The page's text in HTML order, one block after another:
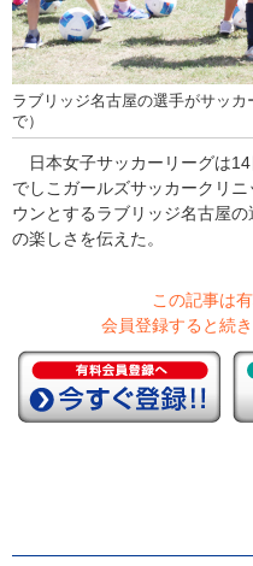
ラブリッジ名古屋の選手がサッ
で）
日本女子サッカーリーグは
でしこガールズサッカークリ
ウンとするラブリッジ名古屋
の楽しさを伝えた。
この記事は
会員登録すると続